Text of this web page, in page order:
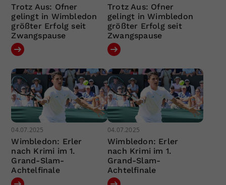
Trotz Aus: Ofner
gelingt in Wimbledon
größter Erfolg seit
Zwangspause
Trotz Aus: Ofner
gelingt in Wimbledon
größter Erfolg seit
Zwangspause
04.07.2025
Wimbledon: Erler
nach Krimi im 1.
Grand-Slam-
Achtelfinale
04.07.2025
Wimbledon: Erler
nach Krimi im 1.
Grand-Slam-
Achtelfinale